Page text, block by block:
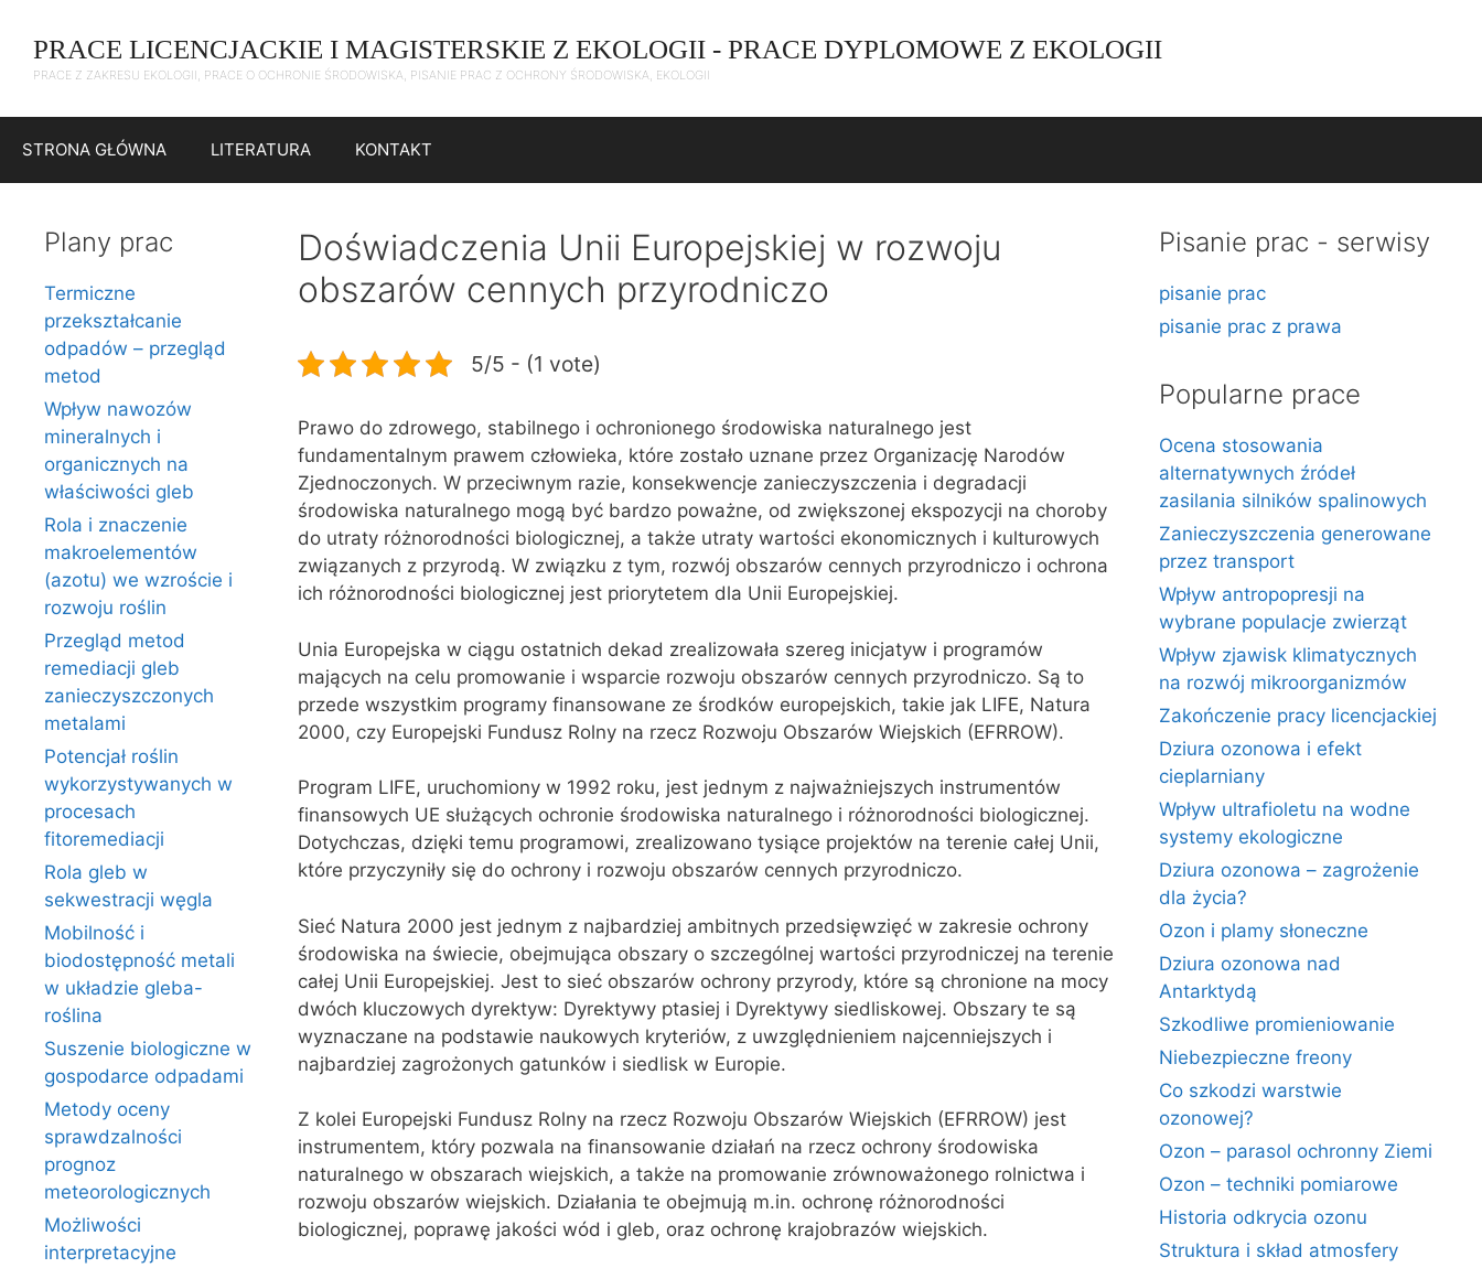
treści
PRACE LICENCJACKIE I MAGISTERSKIE Z EKOLOGII - PRACE DYPLOMOWE Z EKOLOGII
PRACE Z ZAKRESU EKOLOGII, PRACE O OCHRONIE ŚRODOWISKA, PISANIE PRAC Z OCHRONY ŚRODOWISKA, EKOLOGII
STRONA GŁÓWNA LITERATURA KONTAKT
Doświadczenia Unii Europejskiej w rozwoju
obszarów cennych przyrodniczo
5/5 - (1 vote)
Prawo do zdrowego, stabilnego i ochronionego środowiska naturalnego jest
fundamentalnym prawem człowieka, które zostało uznane przez Organizację Narodów
Zjednoczonych. W przeciwnym razie, konsekwencje zanieczyszczenia i degradacji
środowiska naturalnego mogą być bardzo poważne, od zwiększonej ekspozycji na choroby
do utraty różnorodności biologicznej, a także utraty wartości ekonomicznych i kulturowych
związanych z przyrodą. W związku z tym, rozwój obszarów cennych przyrodniczo i ochrona
ich różnorodności biologicznej jest priorytetem dla Unii Europejskiej.
Unia Europejska w ciągu ostatnich dekad zrealizowała szereg inicjatyw i programów
mających na celu promowanie i wsparcie rozwoju obszarów cennych przyrodniczo. Są to
przede wszystkim programy finansowane ze środków europejskich, takie jak LIFE, Natura
2000, czy Europejski Fundusz Rolny na rzecz Rozwoju Obszarów Wiejskich (EFRROW).
Program LIFE, uruchomiony w 1992 roku, jest jednym z najważniejszych instrumentów
finansowych UE służących ochronie środowiska naturalnego i różnorodności biologicznej.
Dotychczas, dzięki temu programowi, zrealizowano tysiące projektów na terenie całej Unii,
które przyczyniły się do ochrony i rozwoju obszarów cennych przyrodniczo.
Sieć Natura 2000 jest jednym z najbardziej ambitnych przedsięwzięć w zakresie ochrony
środowiska na świecie, obejmująca obszary o szczególnej wartości przyrodniczej na terenie
całej Unii Europejskiej. Jest to sieć obszarów ochrony przyrody, które są chronione na mocy
dwóch kluczowych dyrektyw: Dyrektywy ptasiej i Dyrektywy siedliskowej. Obszary te są
wyznaczane na podstawie naukowych kryteriów, z uwzględnieniem najcenniejszych i
najbardziej zagrożonych gatunków i siedlisk w Europie.
Z kolei Europejski Fundusz Rolny na rzecz Rozwoju Obszarów Wiejskich (EFRROW) jest
instrumentem, który pozwala na finansowanie działań na rzecz ochrony środowiska
naturalnego w obszarach wiejskich, a także na promowanie zrównoważonego rolnictwa i
rozwoju obszarów wiejskich. Działania te obejmują m.in. ochronę różnorodności
biologicznej, poprawę jakości wód i gleb, oraz ochronę krajobrazów wiejskich.
Plany prac
Termiczne
przekształcanie
odpadów – przegląd
metod
Wpływ nawozów
mineralnych i
organicznych na
właściwości gleb
Rola i znaczenie
makroelementów
(azotu) we wzroście i
rozwoju roślin
Przegląd metod
remediacji gleb
zanieczyszczonych
metalami
Potencjał roślin
wykorzystywanych w
procesach
fitoremediacji
Rola gleb w
sekwestracji węgla
Mobilność i
biodostępność metali
w układzie gleba-
roślina
Suszenie biologiczne w
gospodarce odpadami
Metody oceny
sprawdzalności
prognoz
meteorologicznych
Możliwości
interpretacyjne
Pisanie prac - serwisy
pisanie prac
pisanie prac z prawa
Popularne prace
Ocena stosowania
alternatywnych źródeł
zasilania silników spalinowych
Zanieczyszczenia generowane
przez transport
Wpływ antropopresji na
wybrane populacje zwierząt
Wpływ zjawisk klimatycznych
na rozwój mikroorganizmów
Zakończenie pracy licencjackiej
Dziura ozonowa i efekt
cieplarniany
Wpływ ultrafioletu na wodne
systemy ekologiczne
Dziura ozonowa – zagrożenie
dla życia?
Ozon i plamy słoneczne
Dziura ozonowa nad
Antarktydą
Szkodliwe promieniowanie
Niebezpieczne freony
Co szkodzi warstwie
ozonowej?
Ozon – parasol ochronny Ziemi
Ozon – techniki pomiarowe
Historia odkrycia ozonu
Struktura i skład atmosfery